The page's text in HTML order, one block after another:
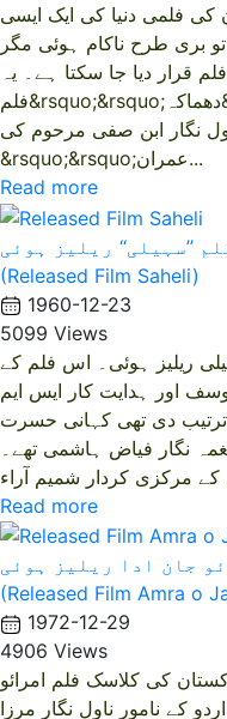
کو پاکستان کی فلمی دنیا کی ایک ایسی
بری طرح ناکام ہوئی مگر
قرار دیا جا سکتا ہے۔ یہ
فلم&rsquo;&rsquo;دھماکہ&lsquo;&lsquo; تھی جسے اردو کے
نگار ابن صفی مرحوم کی
&rsquo;&rsquo;عمران...
Read more
’’سہیلی‘‘ ریلیز ہوئی
(Released Film Saheli)
1960-12-23
5099 Views
کو فلم سہیلی ریلیز ہوئی۔ اس فلم کے
اور ہدایت کار ایس ایم
دی تھی کہانی حسرت
نگار فیاض ہاشمی تھے۔
Read more
جان ادا ریلیز ہوئی
(Released Film Amra o
1972-12-29
4906 Views
٭29 دسمبر 1972ء کو پاکستان کی کلاسک فلم امرائو
کے نامور ناول نگار مرزا